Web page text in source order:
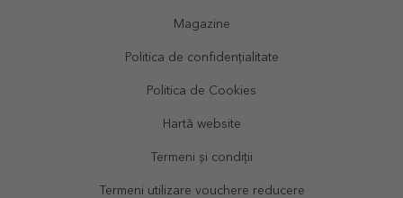
Magazine
Politica de confidențialitate
Politica de Cookies
Hartă website
Termeni și condiții
Termeni utilizare vouchere reducere